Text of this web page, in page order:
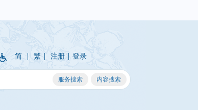
简 | 繁 | 注册 | 登录